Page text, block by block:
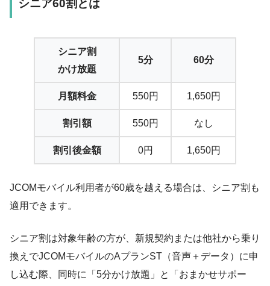
シニア60割とは
シニア割
かけ放題
5分 60分
月額料金 550円 1,650円
割引額 550円 なし
割引後金額 0円 1,650円
JCOMモバイル利用者が60歳を越える場合は、シニア割も
適用できます。
シニア割は対象年齢の方が、新規契約または他社から乗り
換えでJCOMモバイルのAプランST（音声＋データ）に申
し込む際、同時に「5分かけ放題」と「おまかせサポー